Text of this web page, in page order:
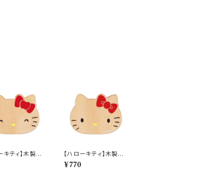
キティ】木製コ
【ハローキティ】木製コ
ースター(ハローキティ)
【HK200】HK203-34
¥770